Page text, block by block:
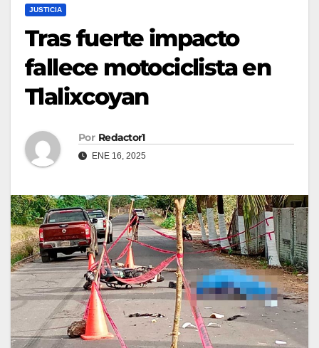
JUSTICIA
Tras fuerte impacto
fallece motociclista en
Tlalixcoyan
Por Redactor1
ENE 16, 2025